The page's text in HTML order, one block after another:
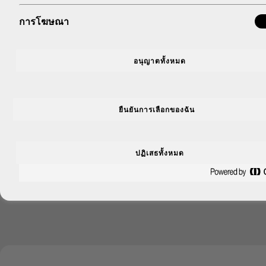
ตั้งแต่ปี 2326 เป็นโซดาคลาสสิกที่มีฟองอากาศให้ความซ่ายาวน
การโฆษณา
อนุญาตทั้งหมด
ปฏิเสธทั้งหมด
ยืนยันการเลือกของฉัน